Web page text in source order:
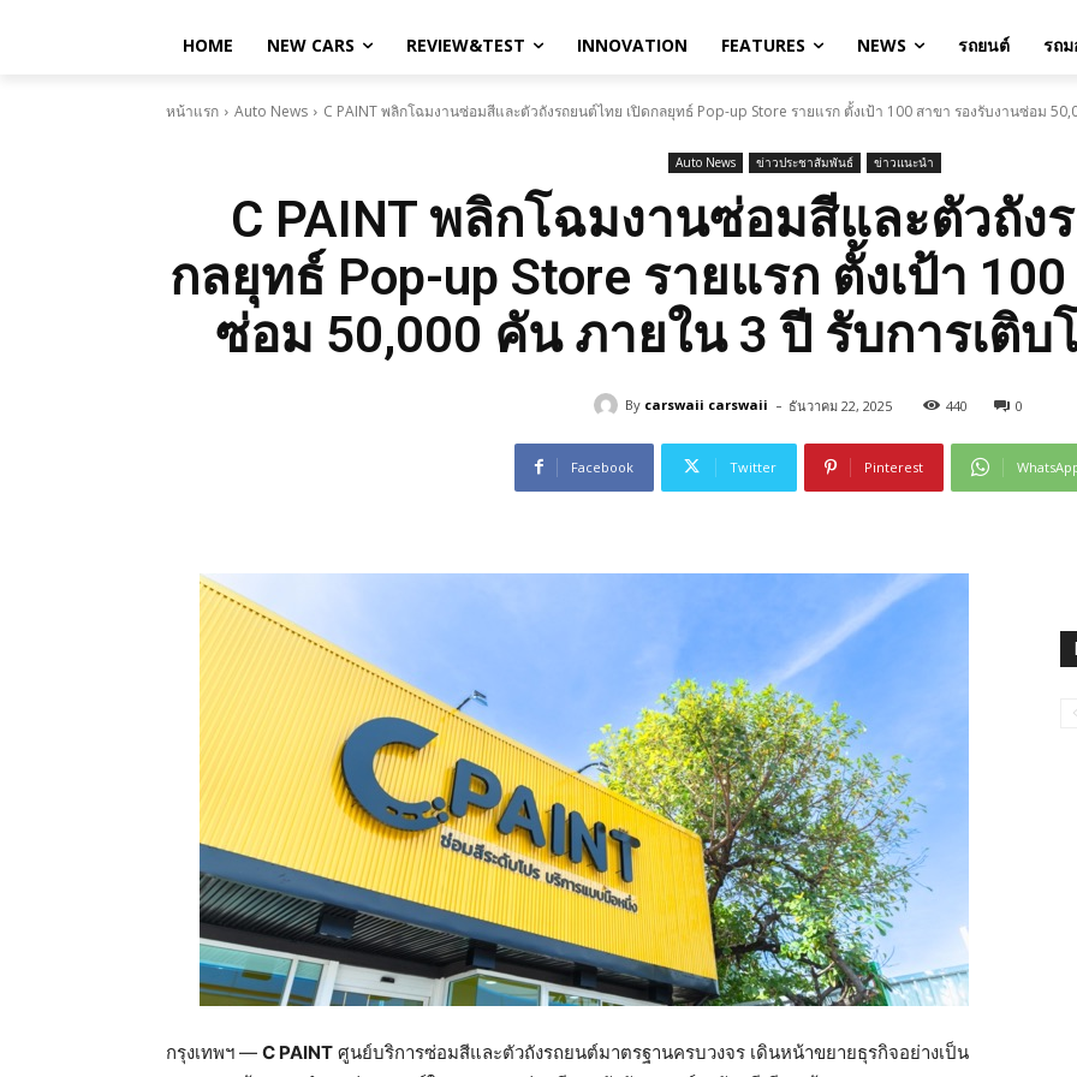
HOME NEW CARS REVIEW&TEST INNOVATION FEATURES NEWS รถยนต์ รถม
หน้าแรก Auto News C PAINT พลิกโฉมงานซ่อมสีและตัวถังรถยนต์ไทย เปิดกลยุทธ์ Pop-up Store รายแรก ตั้งเป้า 100 สาขา รองรับงานซ่อม
Auto News ข่าวประชาสัมพันธ์ ข่าวแนะนำ
C PAINT พลิกโฉมงานซ่อมสีและตัวถัง
กลยุทธ์ Pop-up Store รายแรก ตั้งเป้า
ซ่อม 50,000 คัน ภายใน 3 ปี รับการเติบ
By carswaii carswaii - ธันวาคม 22, 2025 440 0
Facebook Twitter Pinterest
กรุงเทพฯ — C PAINT ศูนย์บริการซ่อมสีและตัวถังรถยนต์มาตรฐานครบวงจร เดินหน้าขยายธุรกิจอย่างเป็น